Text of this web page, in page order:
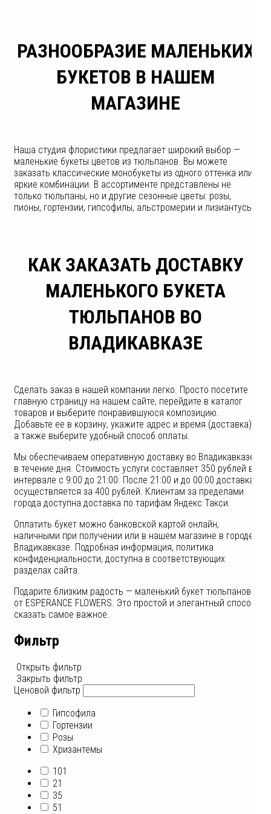
РАЗНООБРАЗИЕ МАЛЕНЬКИХ
БУКЕТОВ В НАШЕМ
МАГАЗИНЕ
Наша студия флористики предлагает широкий выбор —
маленькие букеты цветов из тюльпанов. Вы можете
заказать классические монобукеты из одного оттенка или
яркие комбинации. В ассортименте представлены не
только тюльпаны, но и другие сезонные цветы: розы,
пионы, гортензии, гипсофилы, альстромерии и лизиантусы.
КАК ЗАКАЗАТЬ ДОСТАВКУ
МАЛЕНЬКОГО БУКЕТА
ТЮЛЬПАНОВ ВО
ВЛАДИКАВКАЗЕ
Сделать заказ в нашей компании легко. Просто посетите
главную страницу на нашем сайте, перейдите в каталог
товаров и выберите понравившуюся композицию.
Добавьте ее в корзину, укажите адрес и время (доставка),
а также выберите удобный способ оплаты.
Мы обеспечиваем оперативную доставку во Владикавказе
в течение дня. Стоимость услуги составляет 350 рублей в
интервале с 9:00 до 21:00. После 21:00 и до 00:00 доставка
осуществляется за 400 рублей. Клиентам за пределами
города доступна доставка по тарифам Яндекс Такси.
Оплатить букет можно банковской картой онлайн,
наличными при получении или в нашем магазине в городе
Владикавказе. Подробная информация, политика
конфиденциальности, доступна в соответствующих
разделах сайта.
Подарите близким радость — маленький букет тюльпанов
от ESPERANCE FLOWERS. Это простой и элегантный способ
сказать самое важное.
Фильтр
Открыть фильтр
Закрыть фильтр
Ценовой фильтр
Гипсофила
Гортензии
Розы
Хризантемы
101
21
35
51